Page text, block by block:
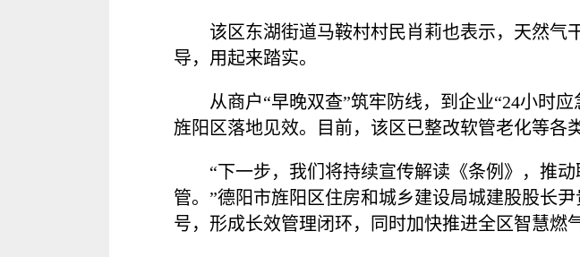
该区东湖街道马鞍村村民肖莉也表示，天然气
导，用起来踏实。
从商户“早晚双查”筑牢防线，到企业“24小时
旌阳区落地见效。目前，该区已整改软管老化等各
“下一步，我们将持续宣传解读《条例》，推
管。”德阳市旌阳区住房和城乡建设局城建股股长
号，形成长效管理闭环，同时加快推进全区智慧燃